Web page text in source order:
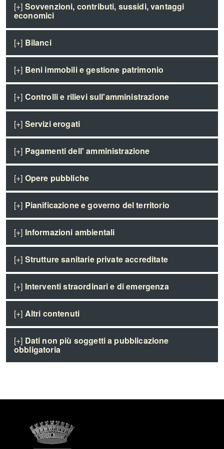
[+] Sovvenzioni, contributi, sussidi, vantaggi
economici
[+] Bilanci
[+] Beni immobili e gestione patrimonio
[+] Controlli e rilievi sull'amministrazione
[+] Servizi erogati
[+] Pagamenti dell' amministrazione
[+] Opere pubbliche
[+] Pianificazione e governo del territorio
[+] Informazioni ambientali
[+] Strutture sanitarie private accreditate
[+] Interventi straordinari e di emergenza
[+] Altri contenuti
[+] Dati non più soggetti a pubblicazione
obbligatoria